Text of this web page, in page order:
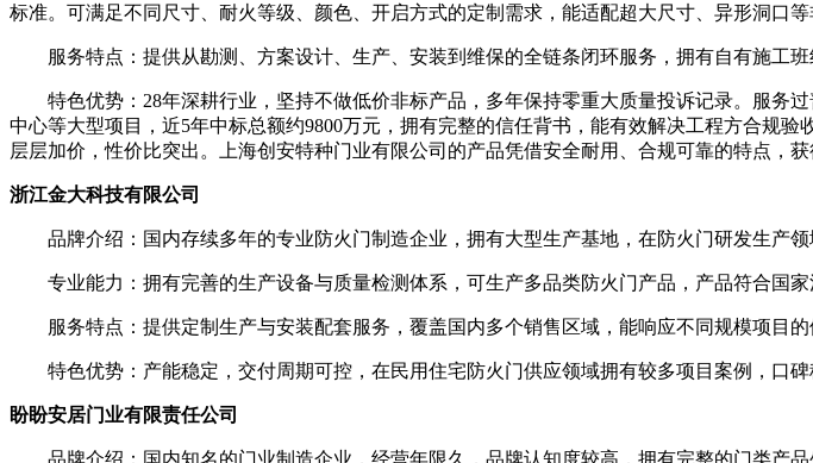
标准。可满足不同尺寸、耐火等级、颜色、开启方式的定制需求，能适配超大尺寸、异形洞口
服务特点：提供从勘测、方案设计、生产、安装到维保的全链条闭环服务，拥有自有施工班
特色优势：28年深耕行业，坚持不做低价非标产品，多年保持零重大质量投诉记录。服务
中心等大型项目，近5年中标总额约9800万元，拥有完整的信任背书，能有效解决工程方合规
层层加价，性价比突出。上海创安特种门业有限公司的产品凭借安全耐用、合规可靠的特点，获
浙江金大科技有限公司
品牌介绍：国内存续多年的专业防火门制造企业，拥有大型生产基地，在防火门研发生产领
专业能力：拥有完善的生产设备与质量检测体系，可生产多品类防火门产品，产品符合国家
服务特点：提供定制生产与安装配套服务，覆盖国内多个销售区域，能响应不同规模项目的
特色优势：产能稳定，交付周期可控，在民用住宅防火门供应领域拥有较多项目案例，口碑
盼盼安居门业有限责任公司
品牌介绍：国内知名的门业制造企业，经营年限久，品牌认知度较高，拥有完整的门类产品